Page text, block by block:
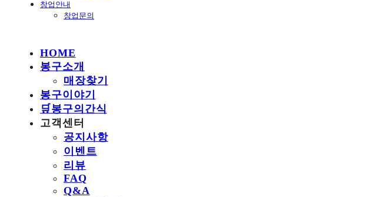
창업안내
창업문의
HOME
봉구소개
매장찾기
봉구이야기
🛒봉구의간식
고객센터
공지사항
이벤트
리뷰
FAQ
Q&A